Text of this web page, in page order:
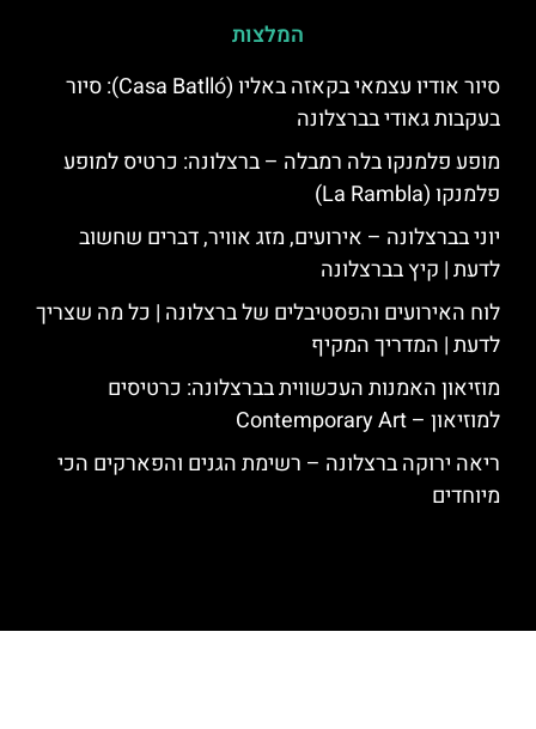
המלצות
סיור אודיו עצמאי בקאזה באליו (Casa Batlló): סיור
בעקבות גאודי בברצלונה
מופע פלמנקו בלה רמבלה – ברצלונה: כרטיס למופע
פלמנקו (La Rambla)
יוני בברצלונה – אירועים, מזג אוויר, דברים שחשוב
לדעת | קיץ בברצלונה
לוח האירועים והפסטיבלים של ברצלונה | כל מה שצריך
לדעת | המדריך המקיף
מוזיאון האמנות העכשווית בברצלונה: כרטיסים
למוזיאון – Contemporary Art
ריאה ירוקה ברצלונה – רשימת הגנים והפארקים הכי
מיוחדים